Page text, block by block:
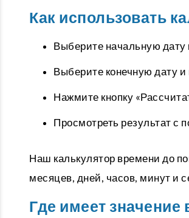
Как использовать
Выберите начальную дату
Выберите конечную дату и
Нажмите кнопку
Просмотреть результат с
Наш калькулятор времени до
месяцев, дней, часов, минут и
Где имеет значение